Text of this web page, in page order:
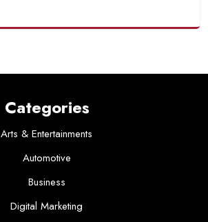
Categories
Arts & Entertainments
Automotive
Business
Digital Marketing